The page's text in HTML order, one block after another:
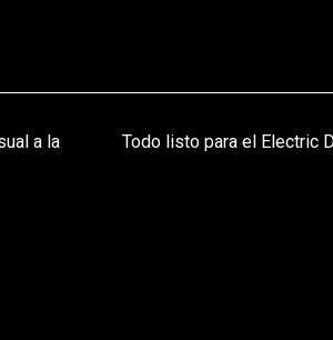
a la
Todo listo para el Electric